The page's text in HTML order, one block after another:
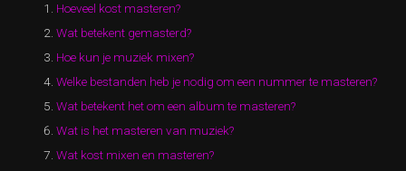
Hoeveel kost masteren?
Wat betekent gemasterd?
Hoe kun je muziek mixen?
Welke bestanden heb je nodig om een ​​nummer te masteren?
Wat betekent het om een ​​album te masteren?
Wat is het masteren van muziek?
Wat kost mixen en masteren?